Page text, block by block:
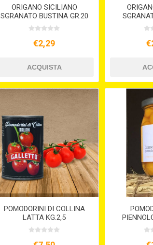
ORIGANO SICILIANO
SGRANATO BUSTINA GR.20
€2,29
POMODORINI DI COLLINA
LATTA KG.2,5
INTERO